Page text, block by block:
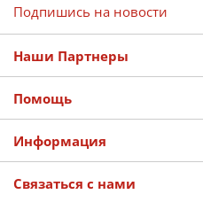
Подпишись на новости
Наши Партнеры
Помощь
Информация
Связаться с нами